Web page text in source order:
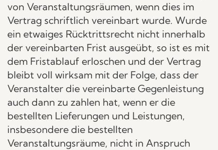
von Veranstaltungsräumen, wenn dies im
Vertrag schriftlich vereinbart wurde. Wurde
ein etwaiges Rücktrittsrecht nicht innerhalb
der vereinbarten Frist ausgeübt, so ist es mit
dem Fristablauf erloschen und der Vertrag
bleibt voll wirksam mit der Folge, dass der
Veranstalter die vereinbarte Gegenleistung
auch dann zu zahlen hat, wenn er die
bestellten Lieferungen und Leistungen,
insbesondere die bestellten
Veranstaltungsräume, nicht in Anspruch